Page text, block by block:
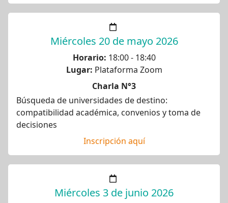
Miércoles 20 de mayo 2026
Horario: 18:00 - 18:40
Lugar: Plataforma Zoom
Charla N°3
Búsqueda de universidades de destino:
compatibilidad académica, convenios y toma de
decisiones
Inscripción aquí
Miércoles 3 de junio 2026